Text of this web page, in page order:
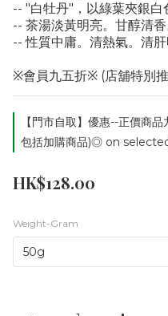
-- "白牡丹"，以綠葉夾銀白
-- 茶湯淡黃明亮。甘醇清香
-- 性質中庸。清熱氣。清肝
※會員九五折※ (店舖特別
【門市自取】優惠--正價商
包括加購商品)◎ on
HK$128.00
Weight-Gram